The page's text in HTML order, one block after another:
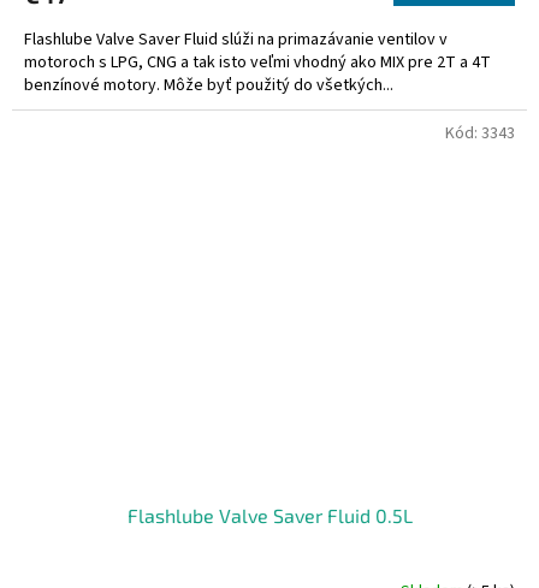
z
5
hviezdičiek.
Flashlube Valve Saver Fluid slúži na primazávanie ventilov v
motoroch s LPG, CNG a tak isto veľmi vhodný ako MIX pre 2T a 4T
benzínové motory. Môže byť použitý do všetkých...
Flashlube Valve Saver Fluid 0.5L
Kód: 3343